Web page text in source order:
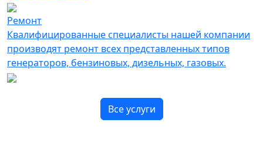
Ремонт
Квалифицированные специалисты нашей компании
производят ремонт всех представленных типов
генераторов, бензиновых, дизельных, газовых.
Все услуги